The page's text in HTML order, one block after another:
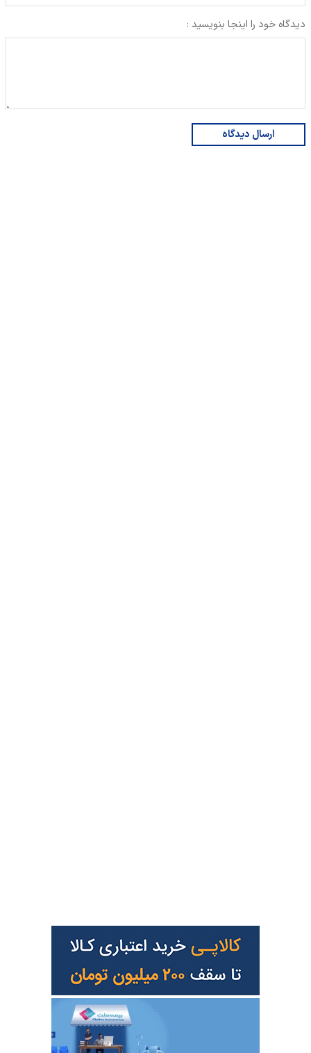
دیدگاه خود را اینجا بنویسید :
ارسال دیدگاه